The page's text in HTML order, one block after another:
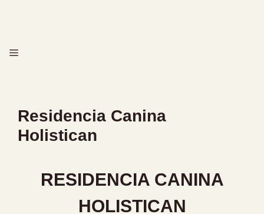
MENÚ
Residencia Canina
Holistican
RESIDENCIA CANINA
HOLISTICAN